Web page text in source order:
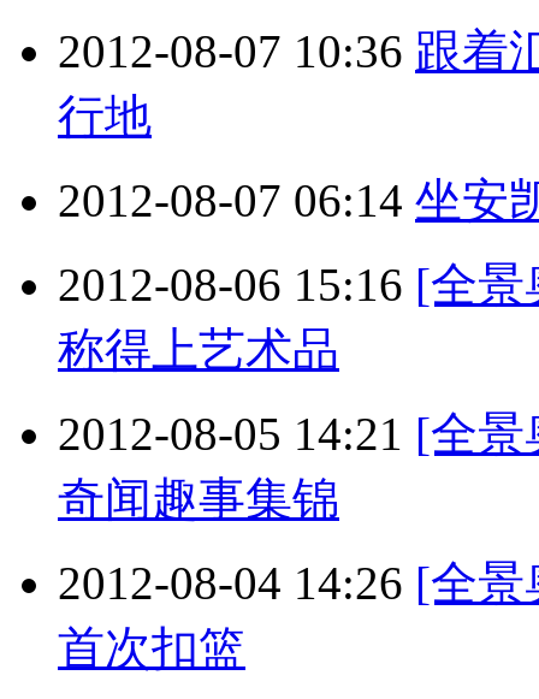
2012-08-07 10:36 跟着
行地
2012-08-07 06:14 坐安
2012-08-06 15:16 [全景
称得上艺术品
2012-08-05 14:21 [全景
奇闻趣事集锦
2012-08-04 14:26 [全景
首次扣篮